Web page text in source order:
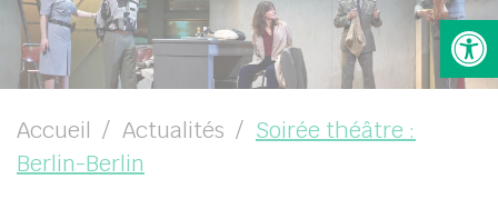
( VOTRE MAIRIE )
( VOS SERVICES )
( VIE LOCALE )
Accueil Actualités
Soirée théâtre :
Berlin-Berlin